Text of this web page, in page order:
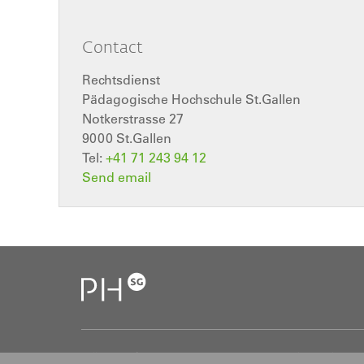
Contact
Rechtsdienst
Pädagogische Hochschule St.Gallen
Notkerstrasse 27
9000 St.Gallen
Tel: +41 71 243 94 12
Send email
Pädagogische Hochschule St.Gallen (PHSG)